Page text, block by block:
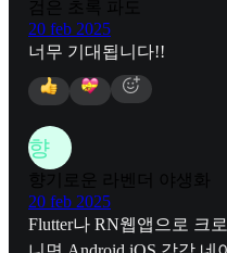
검은 초록 파도
20 feb 2025
너무 기대됩니다!!
향
향기로운 라벤더 야생화
20 feb 2025
Flutter나 RN웹앱으로 크